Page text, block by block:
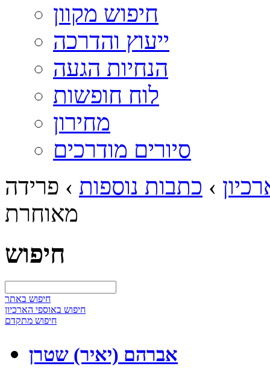
חיפוש מקוון
ייעוץ והדרכה
הנחיות הגעה
לוח חופשות
מחירון
סיורים מודרכים
› כתבות נוספות › פרידה
מאוחרת
חיפוש
חיפוש באתר
חיפוש באוספי הארכיון
חיפוש מתקדם
אברהם (יאיר) שטרן